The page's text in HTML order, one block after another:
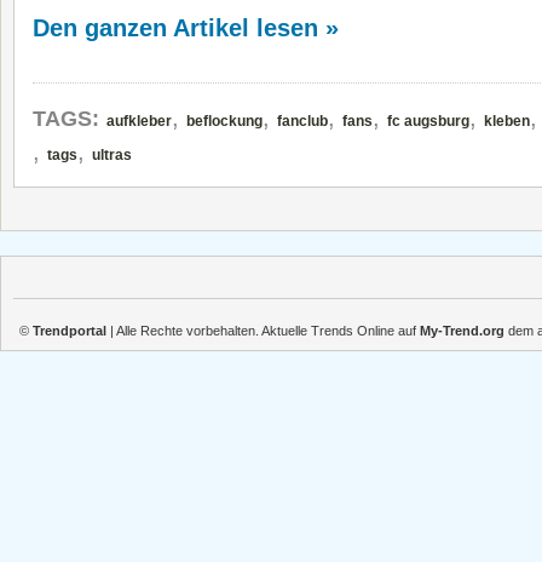
Den ganzen Artikel lesen »
TAGS: aufkleber, beflockung, fanclub, fans , fc augsburg, kleben
, tags , ultras
© Trendportal | Alle Rechte vorbehalten. Aktuelle Trends Online auf My-Trend.org dem